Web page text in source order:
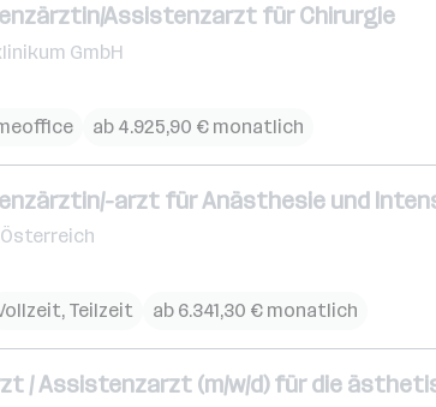
Assistenzarzt für Chirurgie
GmbH
ab 4.925,90 € monatlich
arzt für Anästhesie und
Teilzeit ab 6.341,30 € monatlich
/ Assistenzarzt (m/w/d) für die